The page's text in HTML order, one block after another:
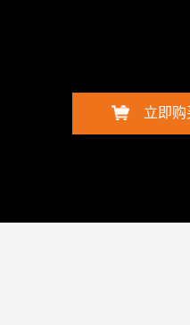
立即购